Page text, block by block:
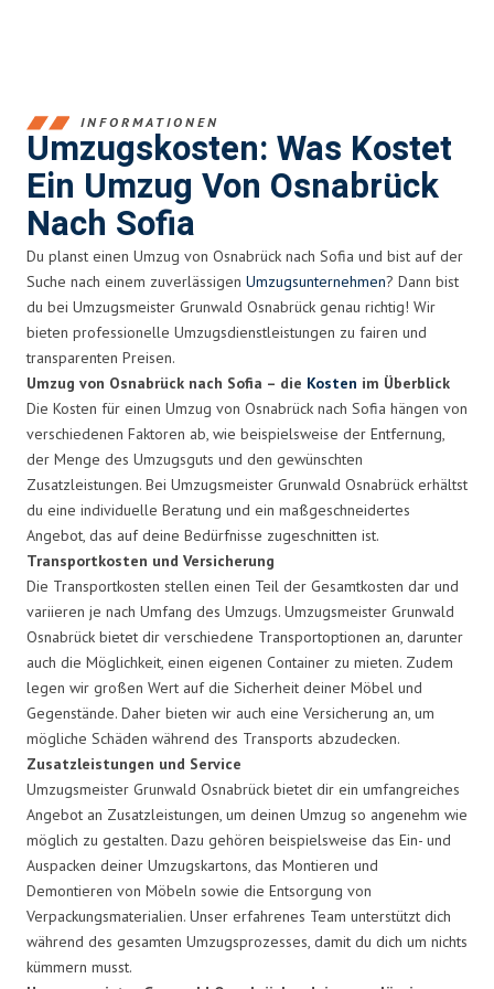
INFORMATIONEN
Umzugskosten: Was Kostet
Ein Umzug Von Osnabrück
Nach Sofia
Du planst einen Umzug von Osnabrück nach Sofia und bist auf der
Suche nach einem zuverlässigen Umzugsunternehmen? Dann bist
du bei Umzugsmeister Grunwald Osnabrück genau richtig! Wir
bieten professionelle Umzugsdienstleistungen zu fairen und
transparenten Preisen.
Umzug von Osnabrück nach Sofia – die Kosten im Überblick
Die Kosten für einen Umzug von Osnabrück nach Sofia hängen von
verschiedenen Faktoren ab, wie beispielsweise der Entfernung,
der Menge des Umzugsguts und den gewünschten
Zusatzleistungen. Bei Umzugsmeister Grunwald Osnabrück erhältst
du eine individuelle Beratung und ein maßgeschneidertes
Angebot, das auf deine Bedürfnisse zugeschnitten ist.
Transportkosten und Versicherung
Die Transportkosten stellen einen Teil der Gesamtkosten dar und
variieren je nach Umfang des Umzugs. Umzugsmeister Grunwald
Osnabrück bietet dir verschiedene Transportoptionen an, darunter
auch die Möglichkeit, einen eigenen Container zu mieten. Zudem
legen wir großen Wert auf die Sicherheit deiner Möbel und
Gegenstände. Daher bieten wir auch eine Versicherung an, um
mögliche Schäden während des Transports abzudecken.
Zusatzleistungen und Service
Umzugsmeister Grunwald Osnabrück bietet dir ein umfangreiches
Angebot an Zusatzleistungen, um deinen Umzug so angenehm wie
möglich zu gestalten. Dazu gehören beispielsweise das Ein- und
Auspacken deiner Umzugskartons, das Montieren und
Demontieren von Möbeln sowie die Entsorgung von
Verpackungsmaterialien. Unser erfahrenes Team unterstützt dich
während des gesamten Umzugsprozesses, damit du dich um nichts
kümmern musst.